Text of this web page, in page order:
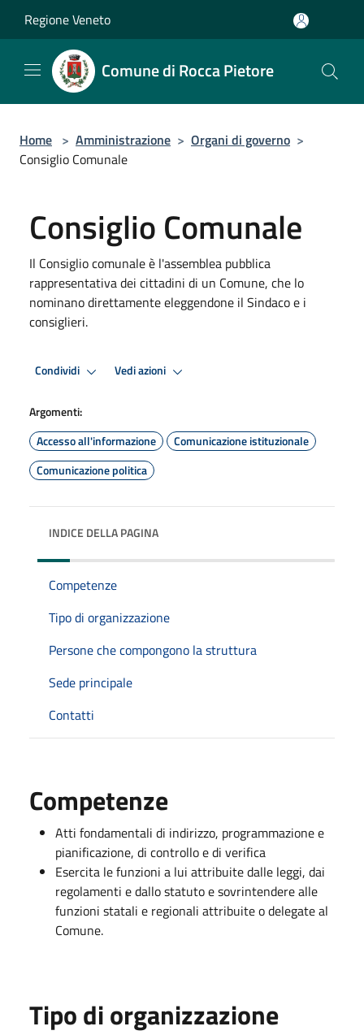
Regione Veneto
Comune di Rocca Pietore
Home > Amministrazione > Organi di governo >
Consiglio Comunale
Consiglio Comunale
Il Consiglio comunale è l'assemblea pubblica
rappresentativa dei cittadini di un Comune, che lo
nominano direttamente eleggendone il Sindaco e i
consiglieri.
Condividi Vedi azioni
Argomenti:
Accesso all'informazione
Comunicazione istituzionale
Comunicazione politica
INDICE DELLA PAGINA
Competenze
Tipo di organizzazione
Persone che compongono la struttura
Sede principale
Contatti
Competenze
Atti fondamentali di indirizzo, programmazione e
pianificazione, di controllo e di verifica
Esercita le funzioni a lui attribuite dalle leggi, dai
regolamenti e dallo statuto e sovrintendere alle
funzioni statali e regionali attribuite o delegate al
Comune.
Tipo di organizzazione